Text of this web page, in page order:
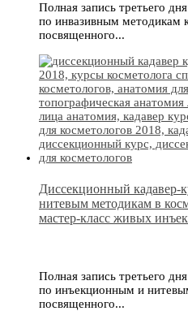
Полная запись третьего
по инвазивным методикам
посвященного...
Диссекционный
нитевым методикам в
мастер-класс живых
Полная запись третьего
по инъекционным и
посвященного...